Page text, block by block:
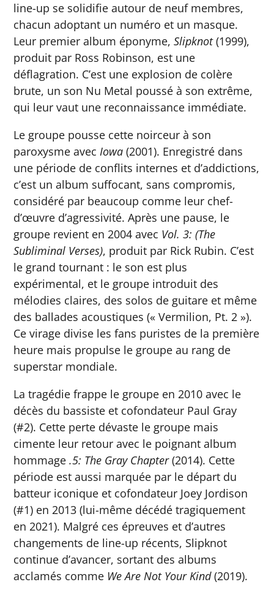
line-up se solidifie autour de neuf membres,
chacun adoptant un numéro et un masque.
Leur premier album éponyme,Slipknot(1999),
produit par Ross Robinson, est une
déflagration. C’est une explosion de colère
brute, un son Nu Metal poussé à son extrême,
qui leur vaut une reconnaissance immédiate.
Le groupe pousse cette noirceur à son
paroxysme avecIowa (2001). Enregistré dans
une période de conflits internes et d’addictions,
c’est un album suffocant, sans compromis,
considéré par beaucoup comme leur chef-
d’œuvre d’agressivité. Après une pause, le
groupe revient en 2004 avec Vol. 3: (The
Subliminal Verses), produit par Rick Rubin. C’est
le grand tournant : le son est plus
expérimental, et le groupe introduit des
mélodies claires, des solos de guitare et même
des ballades acoustiques (« Vermilion, Pt. 2 »).
Ce virage divise les fans puristes de la première
heure mais propulse le groupe au rang de
superstar mondiale.
La tragédie frappe le groupe en 2010 avec le
décès du bassiste et cofondateur Paul Gray
(#2). Cette perte dévaste le groupe mais
cimente leur retour avec le poignant album
hommage.5: The Gray Chapter(2014). Cette
période est aussi marquée par le départ du
batteur iconique et cofondateur Joey Jordison
(#1) en 2013 (lui-même décédé tragiquement
en 2021). Malgré ces épreuves et d’autres
changements de line-up récents, Slipknot
continue d’avancer, sortant des albums
acclamés comme We Are Not Your Kind(2019).